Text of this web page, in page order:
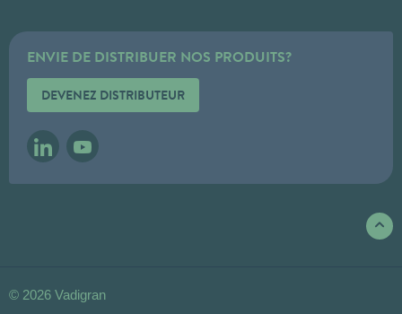
ENVIE DE DISTRIBUER NOS PRODUITS?
DEVENEZ DISTRIBUTEUR
LINKEDINYOUTUBE
© 2026 Vadigran